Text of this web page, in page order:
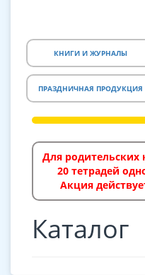
КНИГИ И ЖУРНАЛЫ
ПРАЗДНИЧНАЯ ПРОДУКЦИЯ
Для родительских
20 тетрадей
Акция
Каталог